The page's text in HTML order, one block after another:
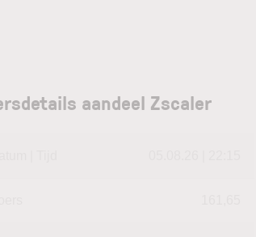
aandeel Zscaler